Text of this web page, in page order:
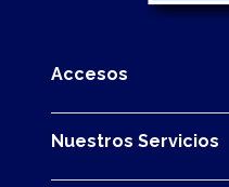
Accesos
Nuestros Servicios